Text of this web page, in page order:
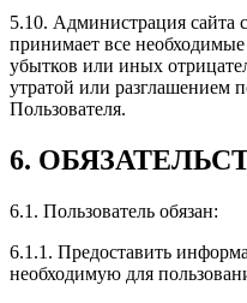
5.10. Администрация сайта
принимает все
убытков или иных
утратой или разглашением
Пользователя.
6.
6.1. Пользователь обязан:
6.1.1. Предоставить
необходимую для